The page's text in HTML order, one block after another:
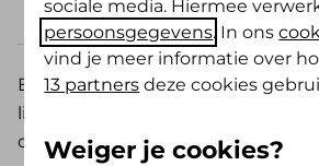
2025 2026
Bij plastische chirurgie worden
lichaam, aangeboren of door
operatie hersteld.
sociale media. Hiermee
persoonsgegevens. In ons
vind je meer informatie over
13 partners deze cookies
Weiger je cookies?